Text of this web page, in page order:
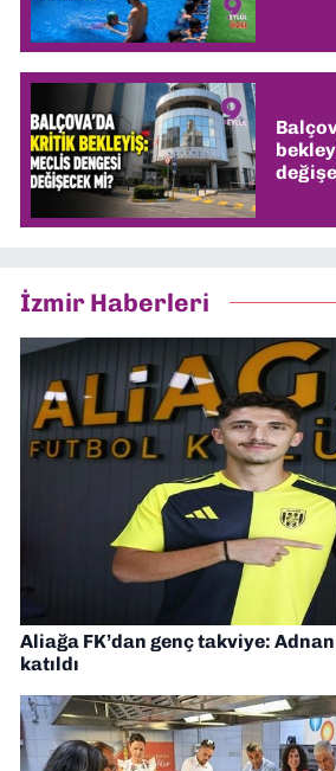
İzmir Haberleri
Aliağa FK’dan genç takviye:
katıldı